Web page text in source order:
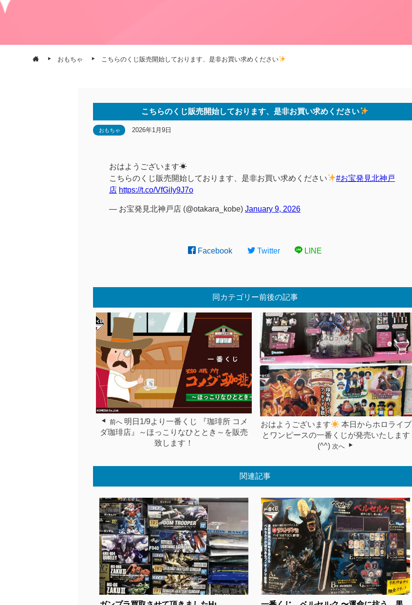
おもちゃ こちらのくじ販売開始しております、是非お買い求めください
こちらのくじ販売開始しております、是非お買い求めください
おもちゃ 2026年1月9日
おはようございます☀
こちらのくじ販売開始しております、是非お買い求めください
#お宝発見北神戸
店 https://t.co/VfGiIy9J7o
— お宝発見北神戸店 (@otakara_kobe) January 9, 2026
Facebook Twitter LINE
同カテゴリー前後の記事
前へ 明日1/9より一番くじ 『珈琲所 コメ
ダ珈琲店』～ほっこりなひととき～を販売
致します！
おはようございます
本日からホロライブ
とワンピースの一番くじが発売いたします
(^^) 次へ
関連記事